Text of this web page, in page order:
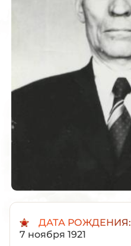
ДАТА РОЖДЕНИЯ:
7 ноября 1921